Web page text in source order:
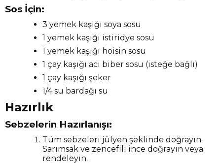
Sos İçin:
3 yemek kaşığı soya sosu
1 yemek kaşığı istiridye sosu
1 yemek kaşığı hoisin sosu
1 çay kaşığı acı biber sosu (isteğe bağlı)
1 çay kaşığı şeker
1/4 su bardağı su
Hazırlık
Sebzelerin Hazırlanışı:
Tüm sebzeleri jülyen şeklinde doğrayın.
Sarımsak ve zencefili ince doğrayın veya
rendeleyin.